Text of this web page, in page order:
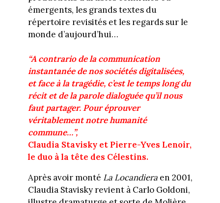
émergents, les grands textes du
répertoire revisités et les regards sur le
monde d’aujourd’hui…
“A contrario de la communication
instantanée de nos sociétés digitalisées,
et face à la tragédie, c’est le temps long du
récit et de la parole dialoguée qu’il nous
faut partager. Pour éprouver
véritablement notre humanité
commune…”,
Claudia Stavisky et Pierre-Yves Lenoir,
le duo à la tête des Célestins.
Après avoir monté La Locandieraen 2001,
Claudia Stavisky revient à Carlo Goldoni,